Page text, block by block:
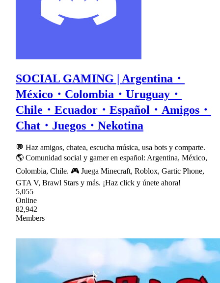
SOCIAL GAMING | Argentina・
México・Colombia・Uruguay・
Chile・Ecuador・Español・Amigos・
Chat・Juegos・Nekotina
💬 Haz amigos, chatea, escucha música, usa bots y comparte.
🌎 Comunidad social y gamer en español: Argentina, México,
Colombia, Chile. 🎮 Juega Minecraft, Roblox, Gartic Phone,
GTA V, Brawl Stars y más. ¡Haz click y únete ahora!
5,055
Online
82,942
Members